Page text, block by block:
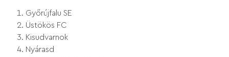
Győrújfalu SE
Üstökös FC
Kisudvarnok
Nyárasd